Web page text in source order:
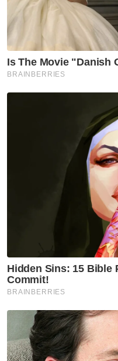
Jual Tanah
Lapangan Terbang
Sabah
Tiada
tahun,
cipta
digital
Sabah